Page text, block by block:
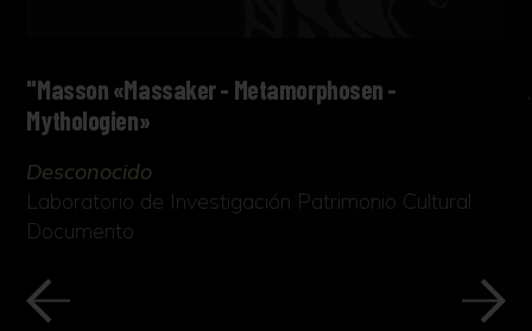
"Masson «Massaker - Metamorphosen -
Mythologien»
Desconocido
Laboratorio de Investigación Patrimonio Cultural
Documento